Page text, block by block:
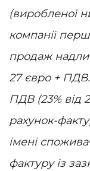
(виробленої
компанії
продаж
27 євро +
ПДВ (23% від
рахунок-
імені
фактуру із